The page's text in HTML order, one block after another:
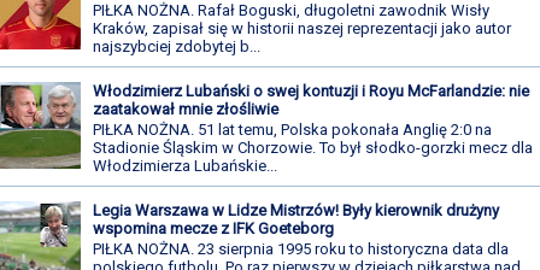
PIŁKA NOŻNA. Rafał Boguski, długoletni zawodnik Wisły
Kraków, zapisał się w historii naszej reprezentacji jako autor
najszybciej zdobytej b...
Włodzimierz Lubański o swej kontuzji i Royu McFarlandzie: nie
zaatakował mnie złośliwie
PIŁKA NOŻNA. 51 lat temu, Polska pokonała Anglię 2:0 na
Stadionie Śląskim w Chorzowie. To był słodko-gorzki mecz dla
Włodzimierza Lubańskie...
Legia Warszawa w Lidze Mistrzów! Były kierownik drużyny
wspomina mecze z IFK Goeteborg
PIŁKA NOŻNA. 23 sierpnia 1995 roku to historyczna data dla